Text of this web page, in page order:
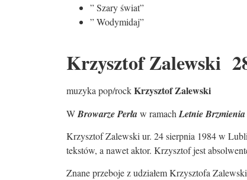
” Szary świat”
” Wodymidaj”
Krzysztof Zalewski
muzyka pop/rockKrzysztof Zalewski
WBrowarze Perław ramachLetnie Brzmienia
Krzysztof Zalewski ur. 24 sierpnia 1984 w
tekstów, a nawet aktor. Krzysztof jest
Znane przeboje z udziałem Krzysztofa